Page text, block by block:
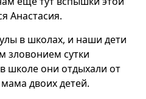
Анастасия.
в школах, и наши дети
зловонием сутки
школе они отдыхали от
двоих детей.